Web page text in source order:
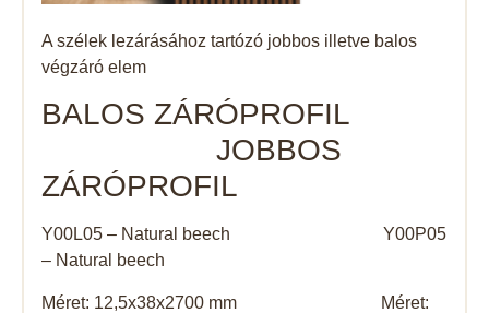
A szélek lezárásához tartózó jobbos illetve balos
végzáró elem
BALOS ZÁRÓPROFIL
JOBBOS
ZÁRÓPROFIL
Y00L05 – Natural beech Y00P05
– Natural beech
Méret: 12,5x38x2700 mm Méret: